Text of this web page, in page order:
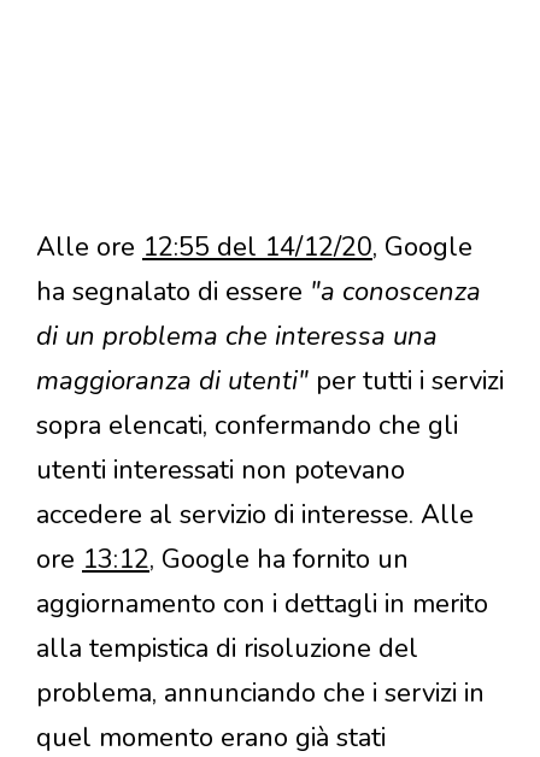
Alle ore 12:55 del 14/12/20, Google
ha segnalato di essere "a conoscenza
di un problema che interessa una
maggioranza di utenti" per tutti i servizi
sopra elencati, confermando che gli
utenti interessati non potevano
accedere al servizio di interesse. Alle
ore 13:12, Google ha fornito un
aggiornamento con i dettagli in merito
alla tempistica di risoluzione del
problema, annunciando che i servizi in
quel momento erano già stati